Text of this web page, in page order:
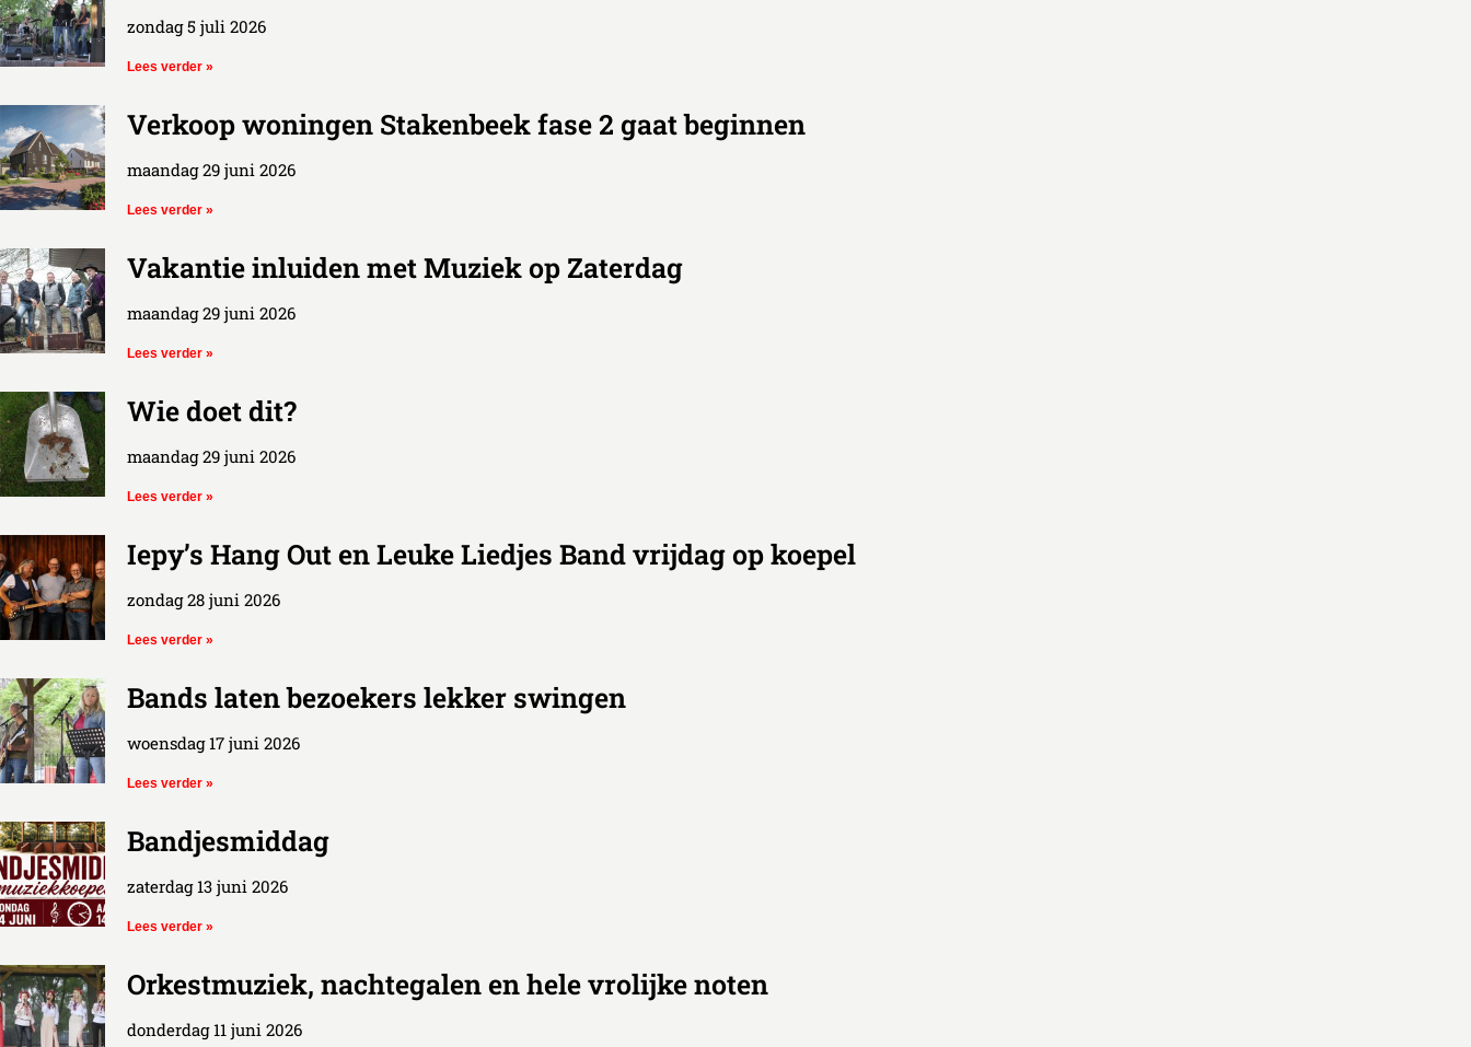
zondag 5 juli 2026
Lees verder »
Verkoop woningen Stakenbeek fase 2 gaat beginnen
maandag 29 juni 2026
Lees verder »
Vakantie inluiden met Muziek op Zaterdag
maandag 29 juni 2026
Lees verder »
Wie doet dit?
maandag 29 juni 2026
Lees verder »
Iepy’s Hang Out en Leuke Liedjes Band vrijdag op koepel
zondag 28 juni 2026
Lees verder »
Bands laten bezoekers lekker swingen
woensdag 17 juni 2026
Lees verder »
Bandjesmiddag
zaterdag 13 juni 2026
Lees verder »
Orkestmuziek, nachtegalen en hele vrolijke noten
donderdag 11 juni 2026